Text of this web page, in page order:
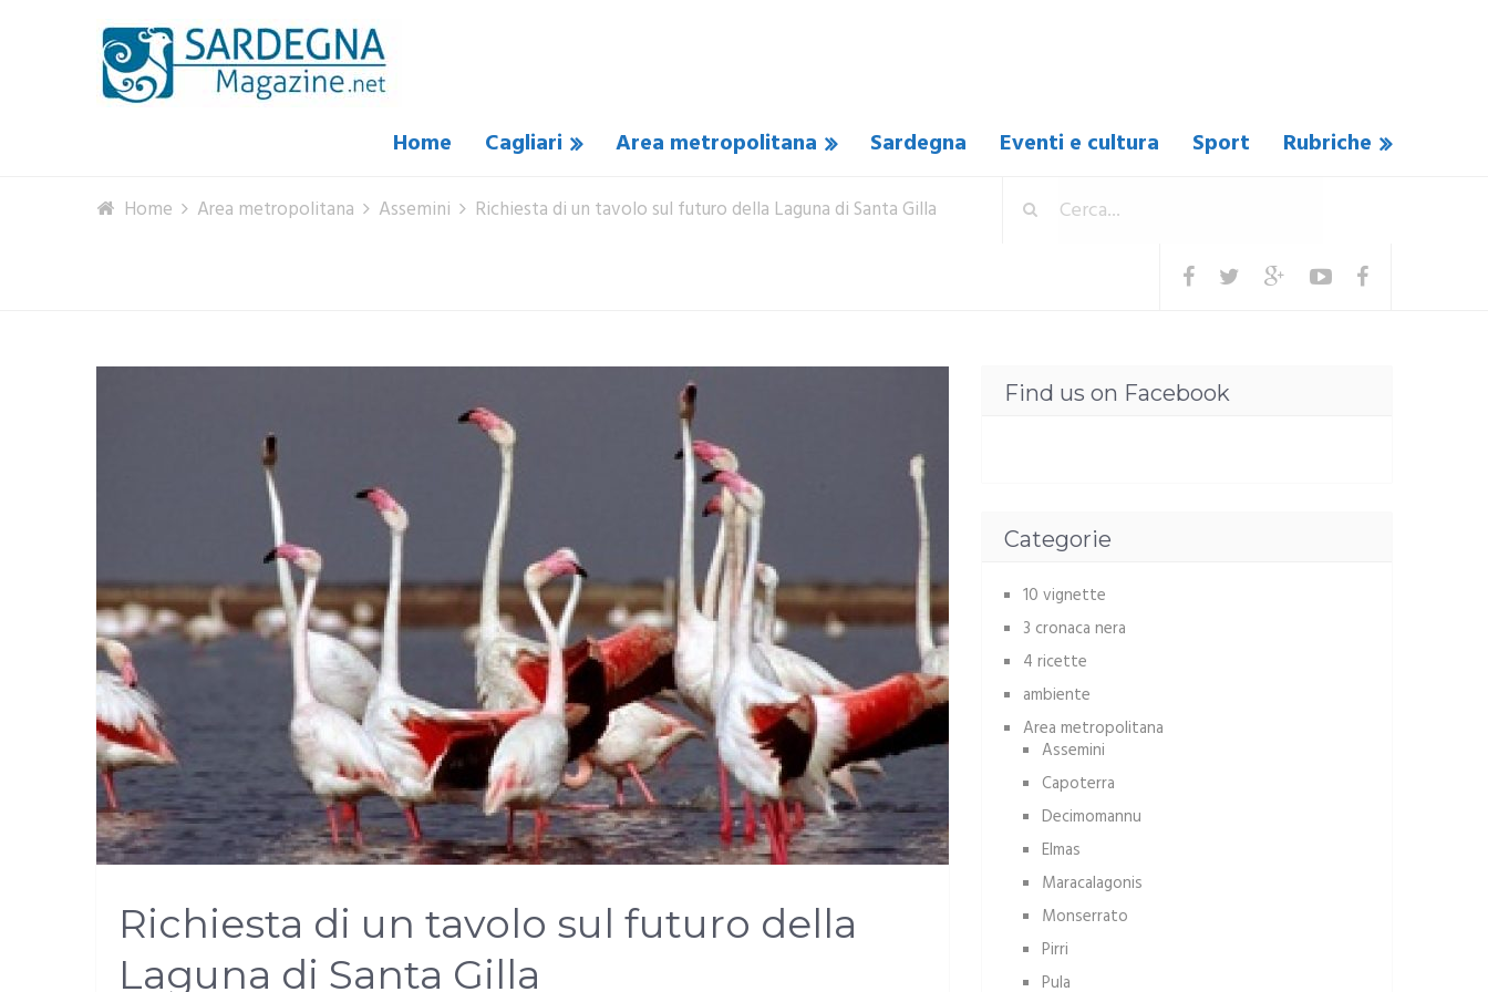
Home Cagliari Area metropolitana Sardegna Eventi e cultura Sport Rubriche
Home Area metropolitana Assemini Richiesta di un tavolo sul futuro della Laguna di Santa Gilla
Richiesta di un tavolo sul futuro della
Laguna di Santa Gilla
Find us on Facebook
Categorie
10 vignette
3 cronaca nera
4 ricette
ambiente
Area metropolitana
Assemini
Capoterra
Decimomannu
Elmas
Maracalagonis
Monserrato
Pirri
Pula